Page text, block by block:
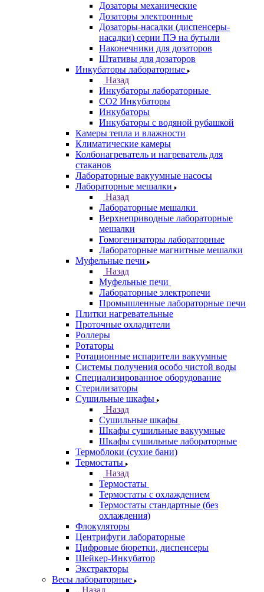
Дозаторы механические
Дозаторы электронные
Дозаторы-насадки (диспенсеры-
насадки) серии ПЭ на бутыли
Наконечники для дозаторов
Штативы для дозаторов
Инкубаторы лабораторные
Назад
Инкубаторы лабораторные
CO2 Инкубаторы
Инкубаторы
Инкубаторы с водяной рубашкой
Камеры тепла и влажности
Климатические камеры
Колбонагреватель и нагреватель для
стаканов
Лабораторные вакуумные насосы
Лабораторные мешалки
Назад
Лабораторные мешалки
Верхнеприводные лабораторные
мешалки
Гомогенизаторы лабораторные
Лабораторные магнитные мешалки
Муфельные печи
Назад
Муфельные печи
Лабораторные электропечи
Промышленные лабораторные печи
Плитки нагревательные
Проточные охладители
Роллеры
Ротаторы
Ротационные испарители вакуумные
Системы получения особо чистой воды
Специализированное оборудование
Стерилизаторы
Сушильные шкафы
Назад
Сушильные шкафы
Шкафы сушильные вакуумные
Шкафы сушильные лабораторные
Термоблоки (сухие бани)
Термостаты
Назад
Термостаты
Термостаты с охлаждением
Термостаты стандартные (без
охлаждения)
Флокуляторы
Центрифуги лабораторные
Цифровые бюретки, диспенсеры
Шейкер-Инкубатор
Экстракторы
Весы лабораторные
Назад